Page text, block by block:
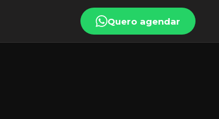
Quero agendar